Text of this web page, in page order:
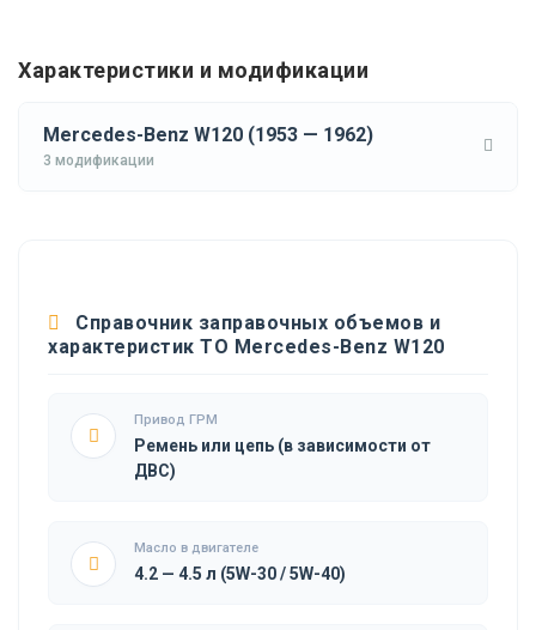
Характеристики и модификации
Mercedes-Benz W120 (1953 — 1962)
3 модификации
Справочник заправочных объемов и
характеристик ТО Mercedes-Benz W120
Привод ГРМ
Ремень или цепь (в зависимости от
ДВС)
Масло в двигателе
4.2 — 4.5 л (5W-30 / 5W-40)